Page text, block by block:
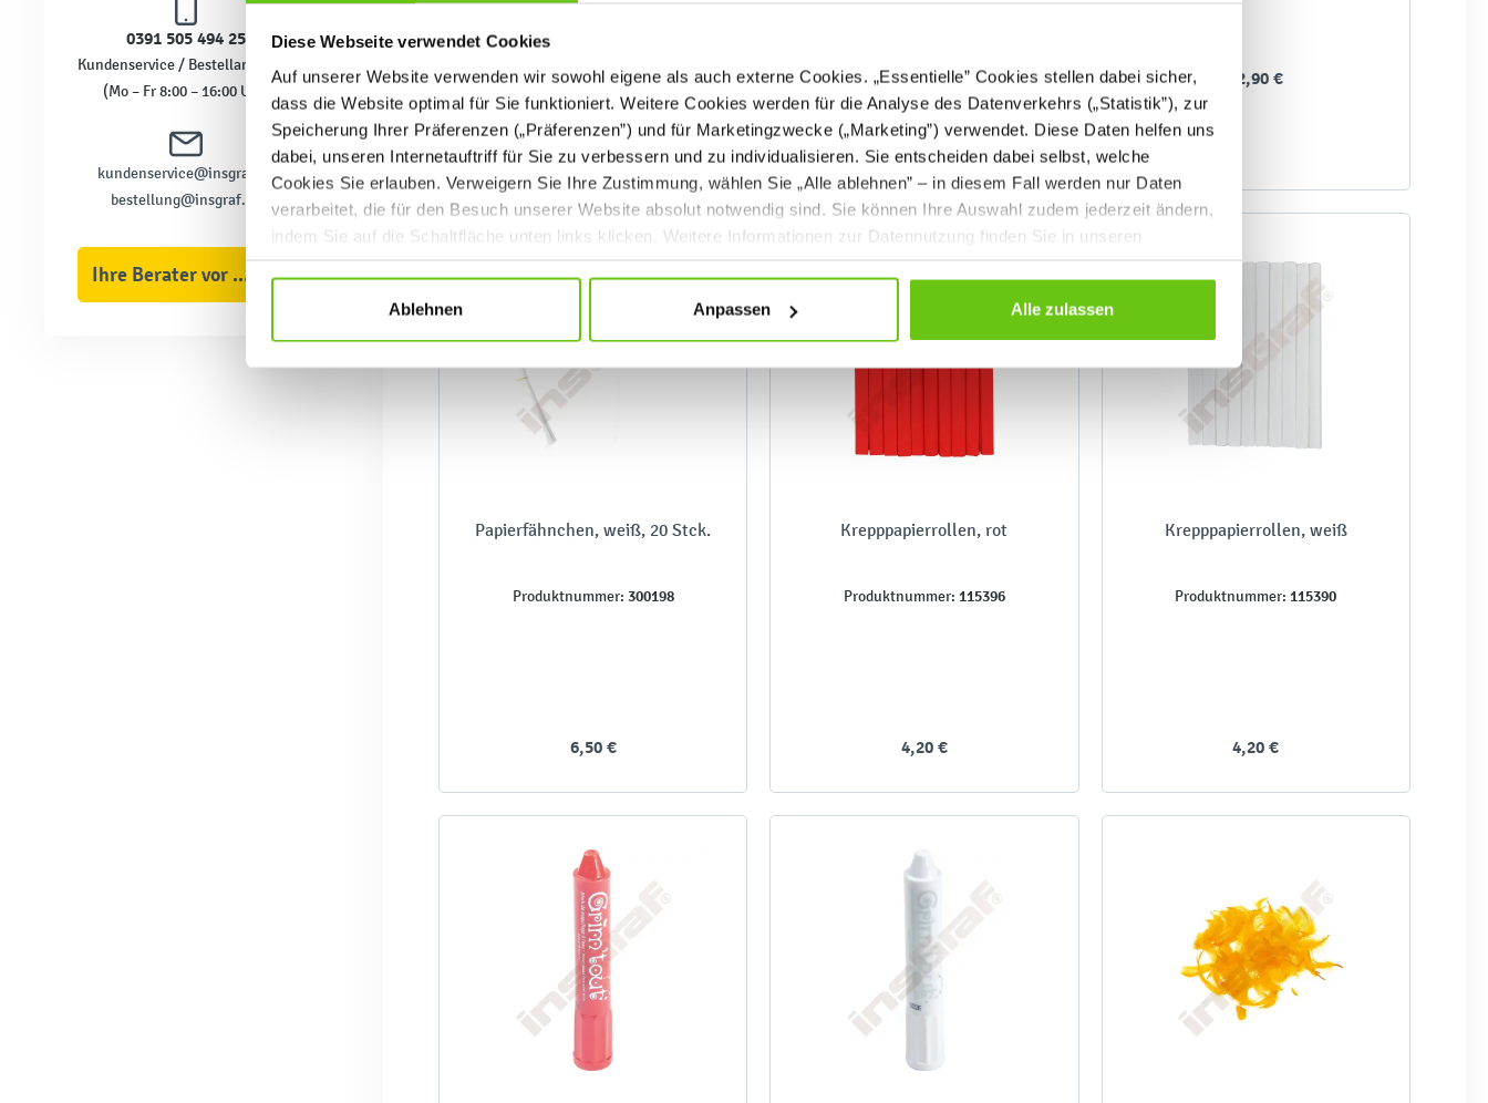
Diese Webseite verwendet Cookies
Auf unserer Website verwenden wir sowohl eigene als auch externe Cookies. „Essentielle” Cookies stellen dabei sicher,
dass die Website optimal für Sie funktioniert. Weitere Cookies werden für die Analyse des Datenverkehrs („Statistik”), zur
Speicherung Ihrer Präferenzen („Präferenzen”) und für Marketingzwecke („Marketing”) verwendet. Diese Daten helfen uns
dabei, unseren Internetauftriff für Sie zu verbessern und zu individualisieren. Sie entscheiden dabei selbst, welche
Cookies Sie erlauben. Verweigern Sie Ihre Zustimmung, wählen Sie „Alle ablehnen” – in diesem Fall werden nur Daten
verarbeitet, die für den Besuch unserer Website absolut notwendig sind. Sie können Ihre Auswahl zudem jederzeit ändern,
indem Sie auf die Schaltfläche unten links klicken. Weitere Informationen zur Datennutzung finden Sie in unseren
Datenschutzrichtlinien.
Ablehnen Anpassen Alle zulassen
0391 505 494 25
Kundenservice / Bestellannahme
(Mo – Fr 8:00 – 16:00 Uhr)
kundenservice@insgraf.de
bestellung@insgraf.de
Ihre Berater vor Ort
2,90 € 6,20 €
Niedrigster Preis der letzten 30 Tage
vor Anwendung der
Preisermäßigung:
1,20 € 12,90 €
Papierfähnchen, weiß, 20 Stck.
Produktnummer: 300198
6,50 €
Krepppapierrollen, rot
Produktnummer: 115396
4,20 €
Krepppapierrollen, weiß
Produktnummer: 115390
4,20 €